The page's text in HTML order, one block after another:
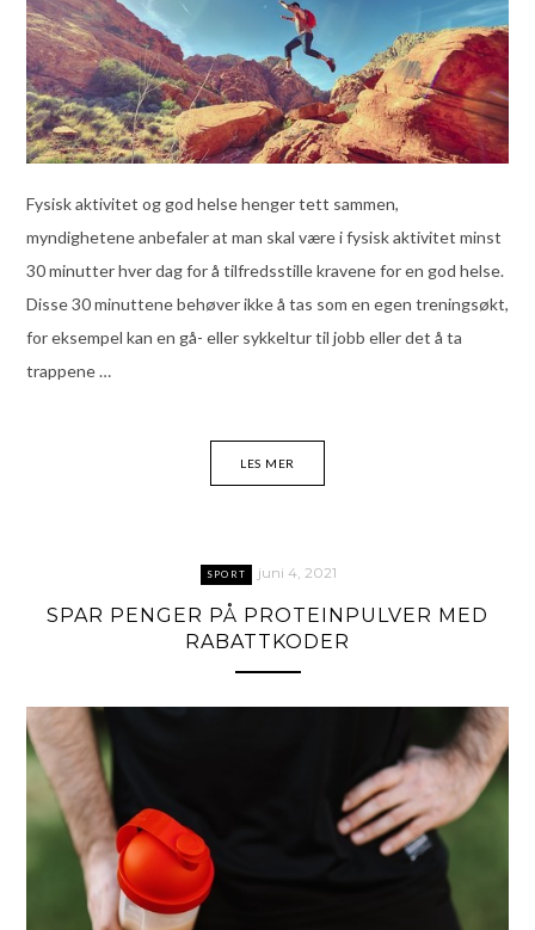
Fysisk aktivitet og god helse henger tett sammen,
myndighetene anbefaler at man skal være i fysisk aktivitet minst
30 minutter hver dag for å tilfredsstille kravene for en god helse.
Disse 30 minuttene behøver ikke å tas som en egen treningsøkt,
for eksempel kan en gå- eller sykkeltur til jobb eller det å ta
trappene …
LES MER
SPORT juni 4, 2021
SPAR PENGER PÅ PROTEINPULVER MED
RABATTKODER